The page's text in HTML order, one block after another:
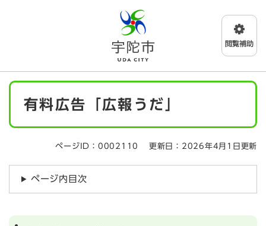
メニューを飛ばして本文へ
本
有料広告「広報うだ」
ページID：0002110 更新日：2026年4月1日更新
ページ内目次